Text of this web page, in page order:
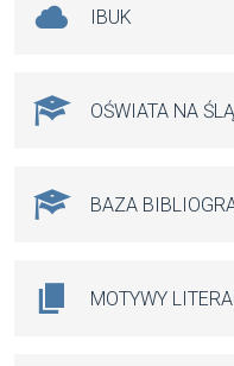
IBUK
OŚWIATA NA
BAZA
MOTYWY